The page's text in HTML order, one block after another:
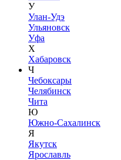
У
Улан-Удэ
Ульяновск
Уфа
Х
Хабаровск
Ч
Чебоксары
Челябинск
Чита
Ю
Южно-Сахалинск
Я
Якутск
Ярославль